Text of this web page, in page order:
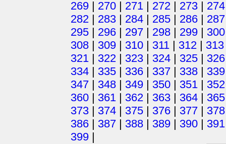
269 | 270 | 271 | 272 | 273 | 274
282 | 283 | 284 | 285 | 286 | 287
295 | 296 | 297 | 298 | 299 | 300
308 | 309 | 310 | 311 | 312 | 313
321 | 322 | 323 | 324 | 325 | 326
334 | 335 | 336 | 337 | 338 | 339
347 | 348 | 349 | 350 | 351 | 352
360 | 361 | 362 | 363 | 364 | 365
373 | 374 | 375 | 376 | 377 | 378
386 | 387 | 388 | 389 | 390 | 391
399 |